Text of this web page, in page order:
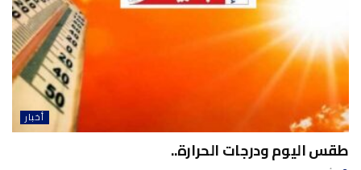
أخبار
طقس اليوم ودرجات الحرارة..